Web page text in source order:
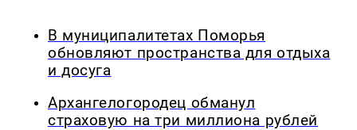
В муниципалитетах Поморья
обновляют пространства для отдыха
и досуга
Архангелогородец обманул
страховую на три миллиона рублей